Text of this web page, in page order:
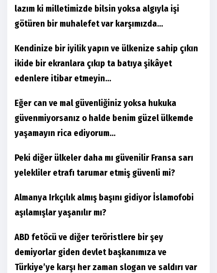
lazım ki milletimizde bilsin yoksa algıyla işi
götüren bir muhalefet var karşımızda…
Kendinize bir iyilik yapın ve ülkenize sahip çıkın
ikide bir ekranlara çıkıp ta batıya şikâyet
edenlere itibar etmeyin…
Eğer can ve mal güvenliğiniz yoksa hukuka
güvenmiyorsanız o halde benim güzel ülkemde
yaşamayın rica ediyorum…
Peki diğer ülkeler daha mı güvenilir Fransa sarı
yelekliler etrafı tarumar etmiş güvenli mi?
Almanya Irkçılık almış başını gidiyor İslamofobi
aşılamışlar yaşanılır mı?
ABD fetöcü ve diğer teröristlere bir şey
demiyorlar giden devlet başkanımıza ve
Türkiye’ye karşı her zaman slogan ve saldırı var